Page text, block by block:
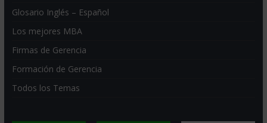
Glosario Inglés – Español
Los mejores MBA
Firmas de Gerencia
Formación de Gerencia
Todos los Temas